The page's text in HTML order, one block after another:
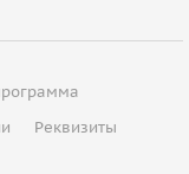
Реквизиты